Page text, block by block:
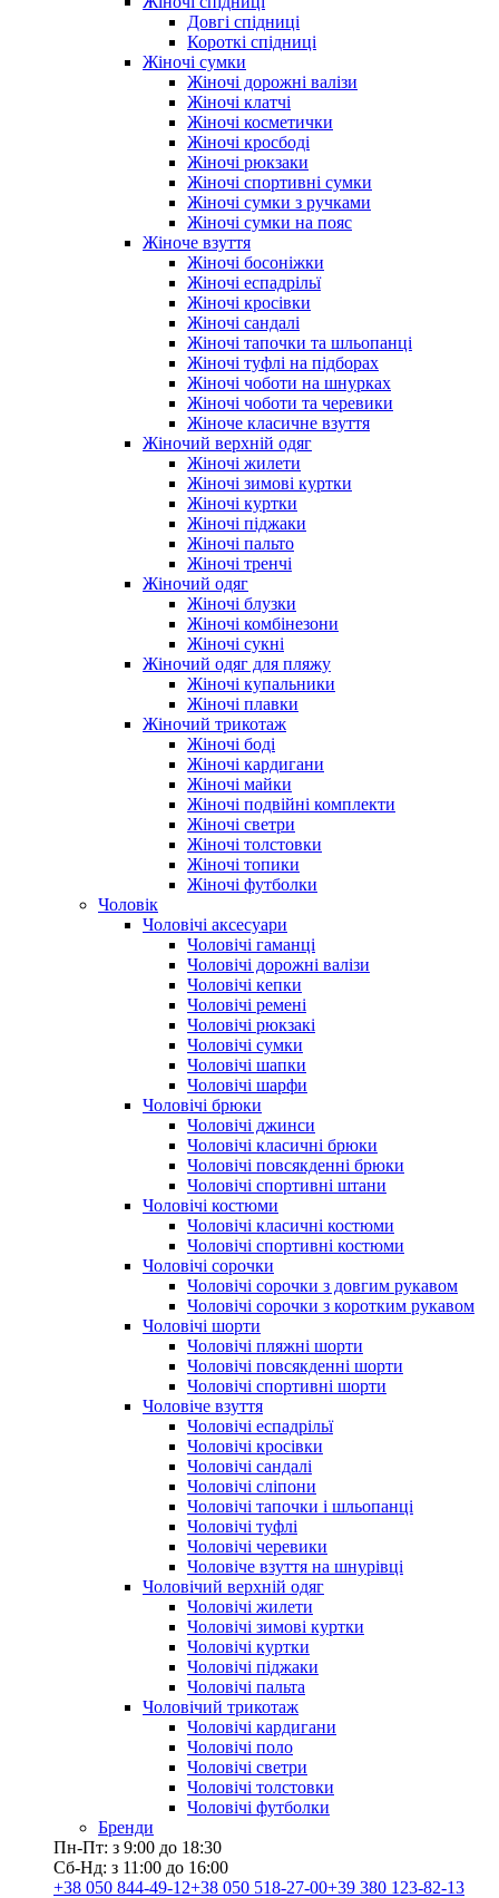
Довгі спідниці
Короткі спідниці
Жіночі сумки
Жіночі дорожні валізи
Жіночі клатчі
Жіночі косметички
Жіночі кросбоді
Жіночі рюкзаки
Жіночі спортивні сумки
Жіночі сумки з ручками
Жіночі сумки на пояс
Жіноче взуття
Жіночі босоніжки
Жіночі еспадрільї
Жіночі кросівки
Жіночі сандалі
Жіночі тапочки та шльопанці
Жіночі туфлі на підборах
Жіночі чоботи на шнурках
Жіночі чоботи та черевики
Жіноче класичне взуття
Жіночий верхній одяг
Жіночі жилети
Жіночі зимові куртки
Жіночі куртки
Жіночі піджаки
Жіночі пальто
Жіночі тренчі
Жіночий одяг
Жіночі блузки
Жіночі комбінезони
Жіночі сукні
Жіночий одяг для пляжу
Жіночі купальники
Жіночі плавки
Жіночий трикотаж
Жіночі боді
Жіночі кардигани
Жіночі майки
Жіночі подвійні комплекти
Жіночі светри
Жіночі толстовки
Жіночі топики
Жіночі футболки
Чоловік
Чоловічі аксесуари
Чоловічі гаманці
Чоловічі дорожні валізи
Чоловічі кепки
Чоловічі ремені
Чоловічі рюкзакі
Чоловічі сумки
Чоловічі шапки
Чоловічі шарфи
Чоловічі брюки
Чоловічі джинси
Чоловічі класичні брюки
Чоловічі повсякденні брюки
Чоловічі спортивні штани
Чоловічі костюми
Чоловічі класичні костюми
Чоловічі спортивні костюми
Чоловічі сорочки
Чоловічі сорочки з довгим рукавом
Чоловічі сорочки з коротким рукавом
Чоловічі шорти
Чоловічі пляжні шорти
Чоловічі повсякденні шорти
Чоловічі спортивні шорти
Чоловіче взуття
Чоловічі еспадрільї
Чоловічі кросівки
Чоловічі сандалі
Чоловічі сліпони
Чоловічі тапочки і шльопанці
Чоловічі туфлі
Чоловічі черевики
Чоловіче взуття на шнурівці
Чоловічий верхній одяг
Чоловічі жилети
Чоловічі зимові куртки
Чоловічі куртки
Чоловічі піджаки
Чоловічі пальта
Чоловічий трикотаж
Чоловічі кардигани
Чоловічі поло
Чоловічі светри
Чоловічі толстовки
Чоловічі футболки
Бренди
Пн-Пт: з 9:00 до 18:30
Сб-Нд: з 11:00 до 16:00
+38 050 844-49-12+38 050 518-27-00+39 380 123-82-13